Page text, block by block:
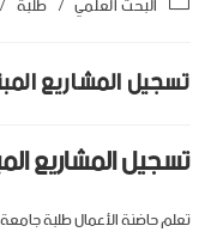
تسجيل المشاريع
تسجيل المشاريع